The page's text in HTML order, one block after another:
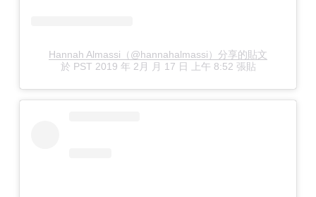
Hannah Almassi（@hannahalmassi）分享的貼文
於 PST 2019 年 2月 月 17 日 上午 8:52 張貼